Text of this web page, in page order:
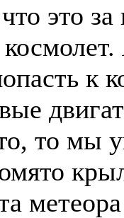
это
к
то мы